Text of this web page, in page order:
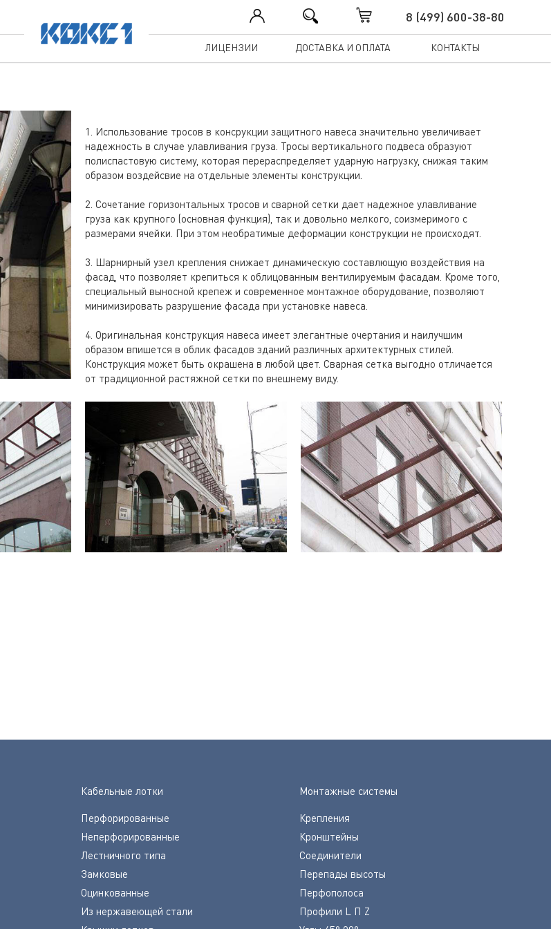
8 (499) 600-38-80
КОНТАКТЫ
ДОСТАВКА И ОПЛАТА
ЛИЦЕНЗИИ
1. Использование тросов в консрукции защитного навеса значительно увеличивает
надежность в случае улавливания груза. Тросы вертикального подвеса образуют
полиспастовую систему, которая перераспределяет ударную нагрузку, снижая таким
образом воздейсвие на отдельные элементы конструкции.
2. Сочетание горизонтальных тросов и сварной сетки дает надежное улавливание
груза как крупного (основная функция), так и довольно мелкого, соизмеримого с
размерами ячейки. При этом необратимые деформации конструкции не происходят.
3. Шарнирный узел крепления снижает динамическую составлющую воздействия на
фасад, что позволяет крепиться к облицованным вентилируемым фасадам. Кроме того,
специальный выносной крепеж и современное монтажное оборудование, позволяют
минимизировать разрушение фасада при установке навеса.
4. Оригинальная конструкция навеса имеет элегантные очертания и наилучшим
образом впишется в облик фасадов зданий различных архитектурных стилей.
Конструкция может быть окрашена в любой цвет. Сварная сетка выгодно отличается
от традиционной растяжной сетки по внешнему виду.
Кабельные лотки
Перфорированные
Неперфорированные
Лестничного типа
Замковые
Оцинкованные
Из нержавеющей стали
Монтажные системы
Крепления
Кронштейны
Соединители
Перепады высоты
Перфополоса
Профили L П Z